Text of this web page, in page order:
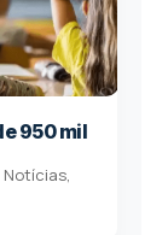
950 mil
Notícias,